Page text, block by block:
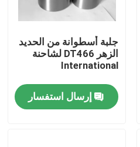
جلبة أسطوانة من الحديد
الزهر DT466 لشاحنة
International
إرسال استفسار